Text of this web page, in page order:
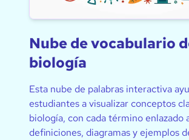
Nube de vocabulario
biología
Esta nube de palabras interactiva
estudiantes a visualizar conceptos
biología, con cada término enlazado
definiciones, diagramas y ejemplos